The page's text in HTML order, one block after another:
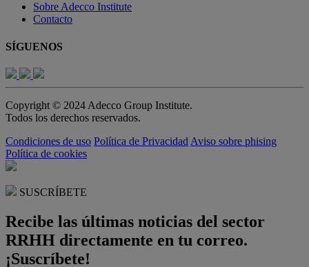
Sobre Adecco Institute
Contacto
SÍGUENOS
Copyright © 2024 Adecco Group Institute.
Todos los derechos reservados.
Condiciones de uso Política de Privacidad Aviso sobre phising
Política de cookies
SUSCRÍBETE
Recibe las últimas noticias del sector
RRHH directamente en tu correo.
¡Suscríbete!